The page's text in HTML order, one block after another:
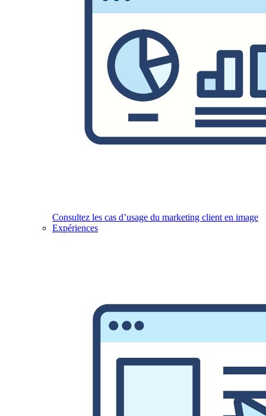
Consultez les cas d’usage du marketing client en image
Expériences